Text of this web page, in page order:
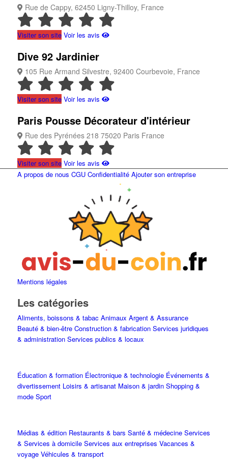
Rue de Cappy, 62450 Ligny-Thilloy, France
Visiter son site Voir les avis
Dive 92 Jardinier
105 Rue Armand Silvestre, 92400 Courbevoie, France
Visiter son site Voir les avis
Paris Pousse Décorateur d'intérieur
Rue des Pyrénées 218 75020 Paris France
Visiter son site Voir les avis
A propos de nous CGU Confidentialité Ajouter son entreprise
Mentions légales
Les catégories
Aliments, boissons & tabac Animaux Argent & Assurance
Beauté & bien-être Construction & fabrication Services juridiques
& administration Services publics & locaux
Éducation & formation Électronique & technologie Événements &
divertissement Loisirs & artisanat Maison & jardin Shopping &
mode Sport
Médias & édition Restaurants & bars Santé & médecine Services
& Services à domicile Services aux entreprises Vacances &
voyage Véhicules & transport